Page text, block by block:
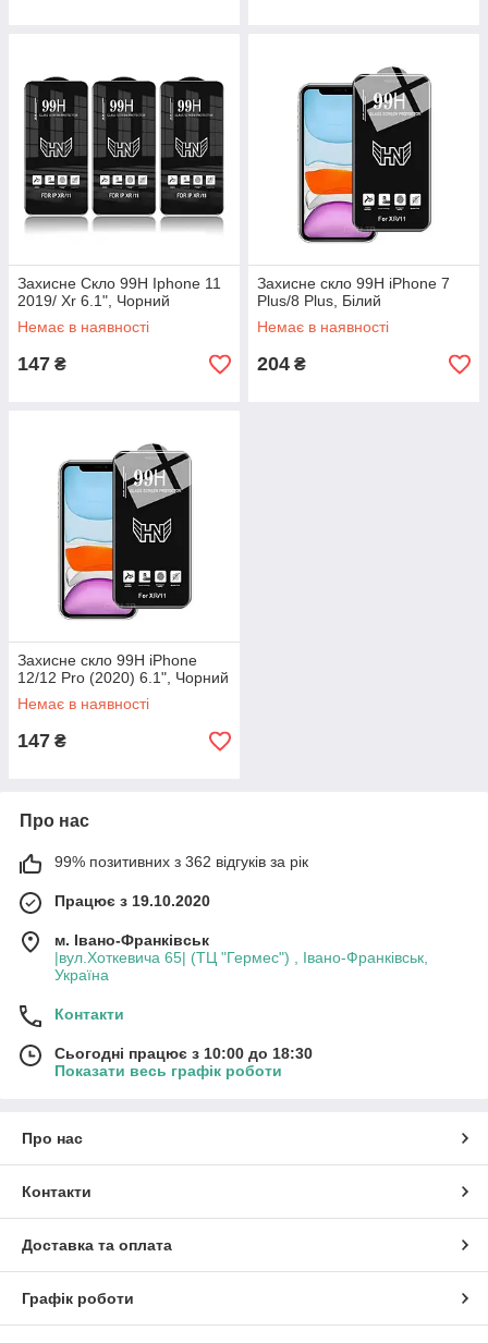
Захисне Скло 99H Iphone 11
2019/ Xr 6.1", Чорний
Немає в наявності
147 ₴
Захисне скло 99H iPhone 7
Plus/8 Plus, Білий
Немає в наявності
204 ₴
Захисне скло 99H iPhone
12/12 Pro (2020) 6.1", Чорний
Немає в наявності
147 ₴
Про нас
99% позитивних з 362 відгуків за рік
Працює з 19.10.2020
м. Івано-Франківськ
|вул.Хоткевича 65| (ТЦ "Гермес") , Івано-Франківськ,
Україна
Контакти
Сьогодні працює з 10:00 до 18:30
Показати весь графік роботи
Про нас
Контакти
Доставка та оплата
Графік роботи